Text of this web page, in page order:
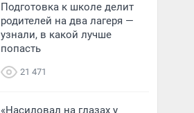
Подготовка к школе делит
родителей на два лагеря —
узнали, в какой лучше
попасть
21 471
«Насиловал на глазах у